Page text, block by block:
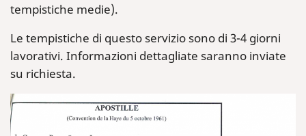
tempistiche medie).
Le tempistiche di questo servizio sono di 3-4 giorni
lavorativi. Informazioni dettagliate saranno inviate
su richiesta.